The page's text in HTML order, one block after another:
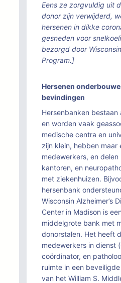
Eens ze zorgvuldig uit
donor zijn verwijderd,
hersenen in dikke
gesneden voor
bezorgd door
Program.]
Hersenen
bevindingen
Hersenbanken bestaan
en worden vaak
medische centra en
zijn klein, hebben maar
medewerkers, en delen
kantoren, en
met ziekenhuizen.
hersenbank
Wisconsin Alzheimer’s
Center in Madison is
middelgrote bank met
donorstalen. Het heeft
medewerkers in dienst
coördinator, en
ruimte in een
van het William S.